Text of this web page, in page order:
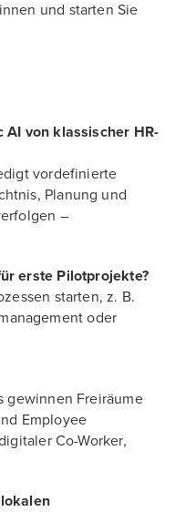
und starten Sie
AI von klassischer HR-
vordefinierte
Planung und
–
erste Pilotprojekte?
starten, z. B.
oder
gewinnen Freiräume
Employee
Co-Worker,